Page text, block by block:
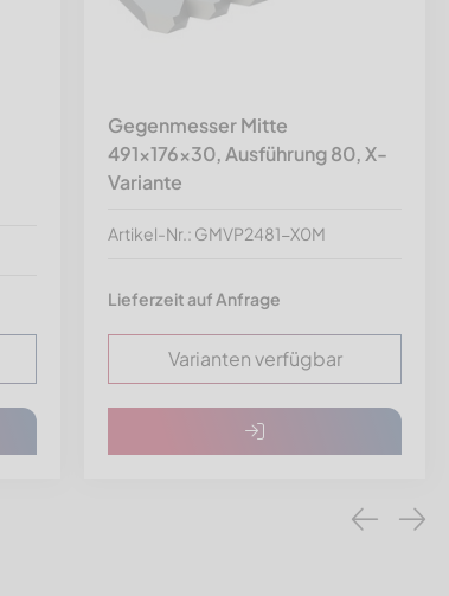
Gegenmesser Mitte
491x176x30, Ausführung 80, X-
Variante
Artikel-Nr.: GMVP2481-X0M
Lieferzeit auf Anfrage
Varianten verfügbar